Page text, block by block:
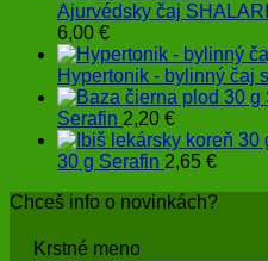
Ajurvédsky čaj
6,00 €
Hypertonik - bylinný čaj
Serafin 2,20 €
30 g Serafin 2,65 €
Chceš info o novinkách?
Krstné meno